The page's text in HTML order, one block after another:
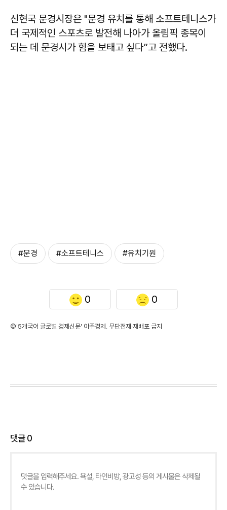
신현국 문경시장은 "문경 유치를 통해 소프트테니스가
더 국제적인 스포츠로 발전해 나아가 올림픽 종목이
되는 데 문경시가 힘을 보태고 싶다”고 전했다.
#문경 #소프트테니스 #유치기원
0 0
©'5개국어 글로벌 경제신문' 아주경제. 무단전재·재배포 금지
댓글0